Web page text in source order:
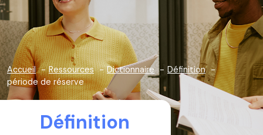
Accueil Ressources Dictionnaire
Définition
période de réserve
Définition